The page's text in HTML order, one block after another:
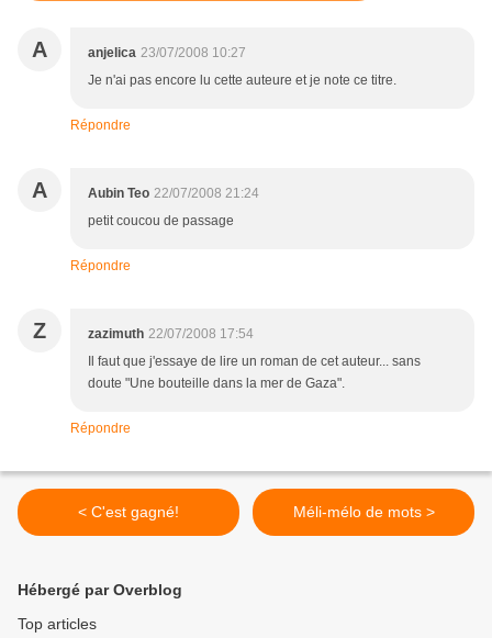
A anjelica 23/07/2008 10:27
Je n'ai pas encore lu cette auteure et je note ce titre.
Répondre
A Aubin Teo 22/07/2008 21:24
petit coucou de passage
Répondre
Z zazimuth 22/07/2008 17:54
Il faut que j'essaye de lire un roman de cet auteur... sans
doute "Une bouteille dans la mer de Gaza".
Répondre
< C'est gagné! Méli-mélo de mots >
Hébergé par Overblog
Top articles